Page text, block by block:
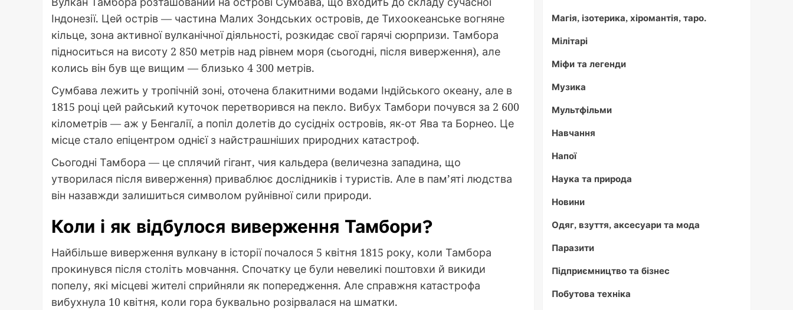
Індонезії. Цей острів — частина Малих Зондських островів, де Тихоокеанське вогняне
кільце, зона активної вулканічної діяльності, розкидає свої гарячі сюрпризи. Тамбора
підноситься на висоту 2 850 метрів над рівнем моря (сьогодні, після виверження), але
колись він був ще вищим — близько 4 300 метрів.
Сумбава лежить у тропічній зоні, оточена блакитними водами Індійського океану, але в
1815 році цей райський куточок перетворився на пекло. Вибух Тамбори почувся за 2 600
кілометрів — аж у Бенгалії, а попіл долетів до сусідніх островів, як-от Ява та Борнео. Це
місце стало епіцентром однієї з найстрашніших природних катастроф.
Сьогодні Тамбора — це сплячий гігант, чия кальдера (величезна западина, що
утворилася після виверження) приваблює дослідників і туристів. Але в пам’яті людства
він назавжди залишиться символом руйнівної сили природи.
Коли і як відбулося виверження Тамбори?
Найбільше виверження вулкану в історії почалося 5 квітня 1815 року, коли Тамбора
прокинувся після століть мовчання. Спочатку це були невеликі поштовхи й викиди
попелу, які місцеві жителі сприйняли як попередження. Але справжня катастрофа
вибухнула 10 квітня, коли гора буквально розірвалася на шматки.
Магія, ізотерика, хіромантія, таро.
Мілітарі
Міфи та легенди
Музика
Мультфільми
Навчання
Напої
Наука та природа
Новини
Одяг, взуття, аксесуари та мода
Паразити
Підприємництво та бізнес
Побутова техніка